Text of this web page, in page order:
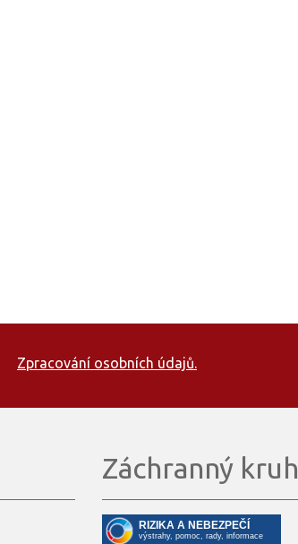
Zpracování osobních údajů.
Záchranný kruh